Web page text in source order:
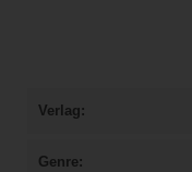
Verlag
Genre